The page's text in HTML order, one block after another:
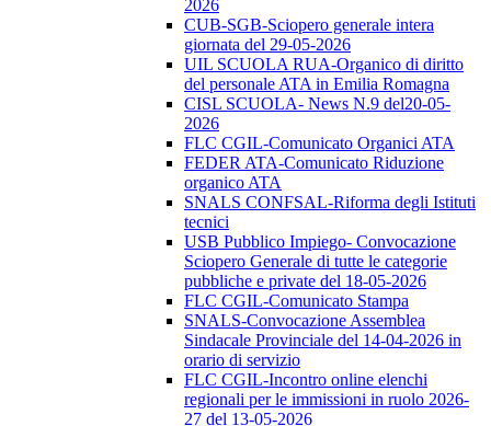
2026
CUB-SGB-Sciopero generale intera
giornata del 29-05-2026
UIL SCUOLA RUA-Organico di diritto
del personale ATA in Emilia Romagna
CISL SCUOLA- News N.9 del20-05-
2026
FLC CGIL-Comunicato Organici ATA
FEDER ATA-Comunicato Riduzione
organico ATA
SNALS CONFSAL-Riforma degli Istituti
tecnici
USB Pubblico Impiego- Convocazione
Sciopero Generale di tutte le categorie
pubbliche e private del 18-05-2026
FLC CGIL-Comunicato Stampa
SNALS-Convocazione Assemblea
Sindacale Provinciale del 14-04-2026 in
orario di servizio
FLC CGIL-Incontro online elenchi
regionali per le immissioni in ruolo 2026-
27 del 13-05-2026